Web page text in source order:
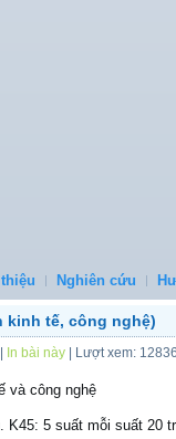
Nghiên cứu
kinh tế, công nghệ)
In bài này | Lượt xem:
và công nghệ
K45: 5 suất mỗi suất 20